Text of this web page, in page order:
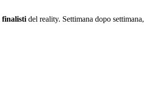
finalisti del reality. Settimana dopo settimana,